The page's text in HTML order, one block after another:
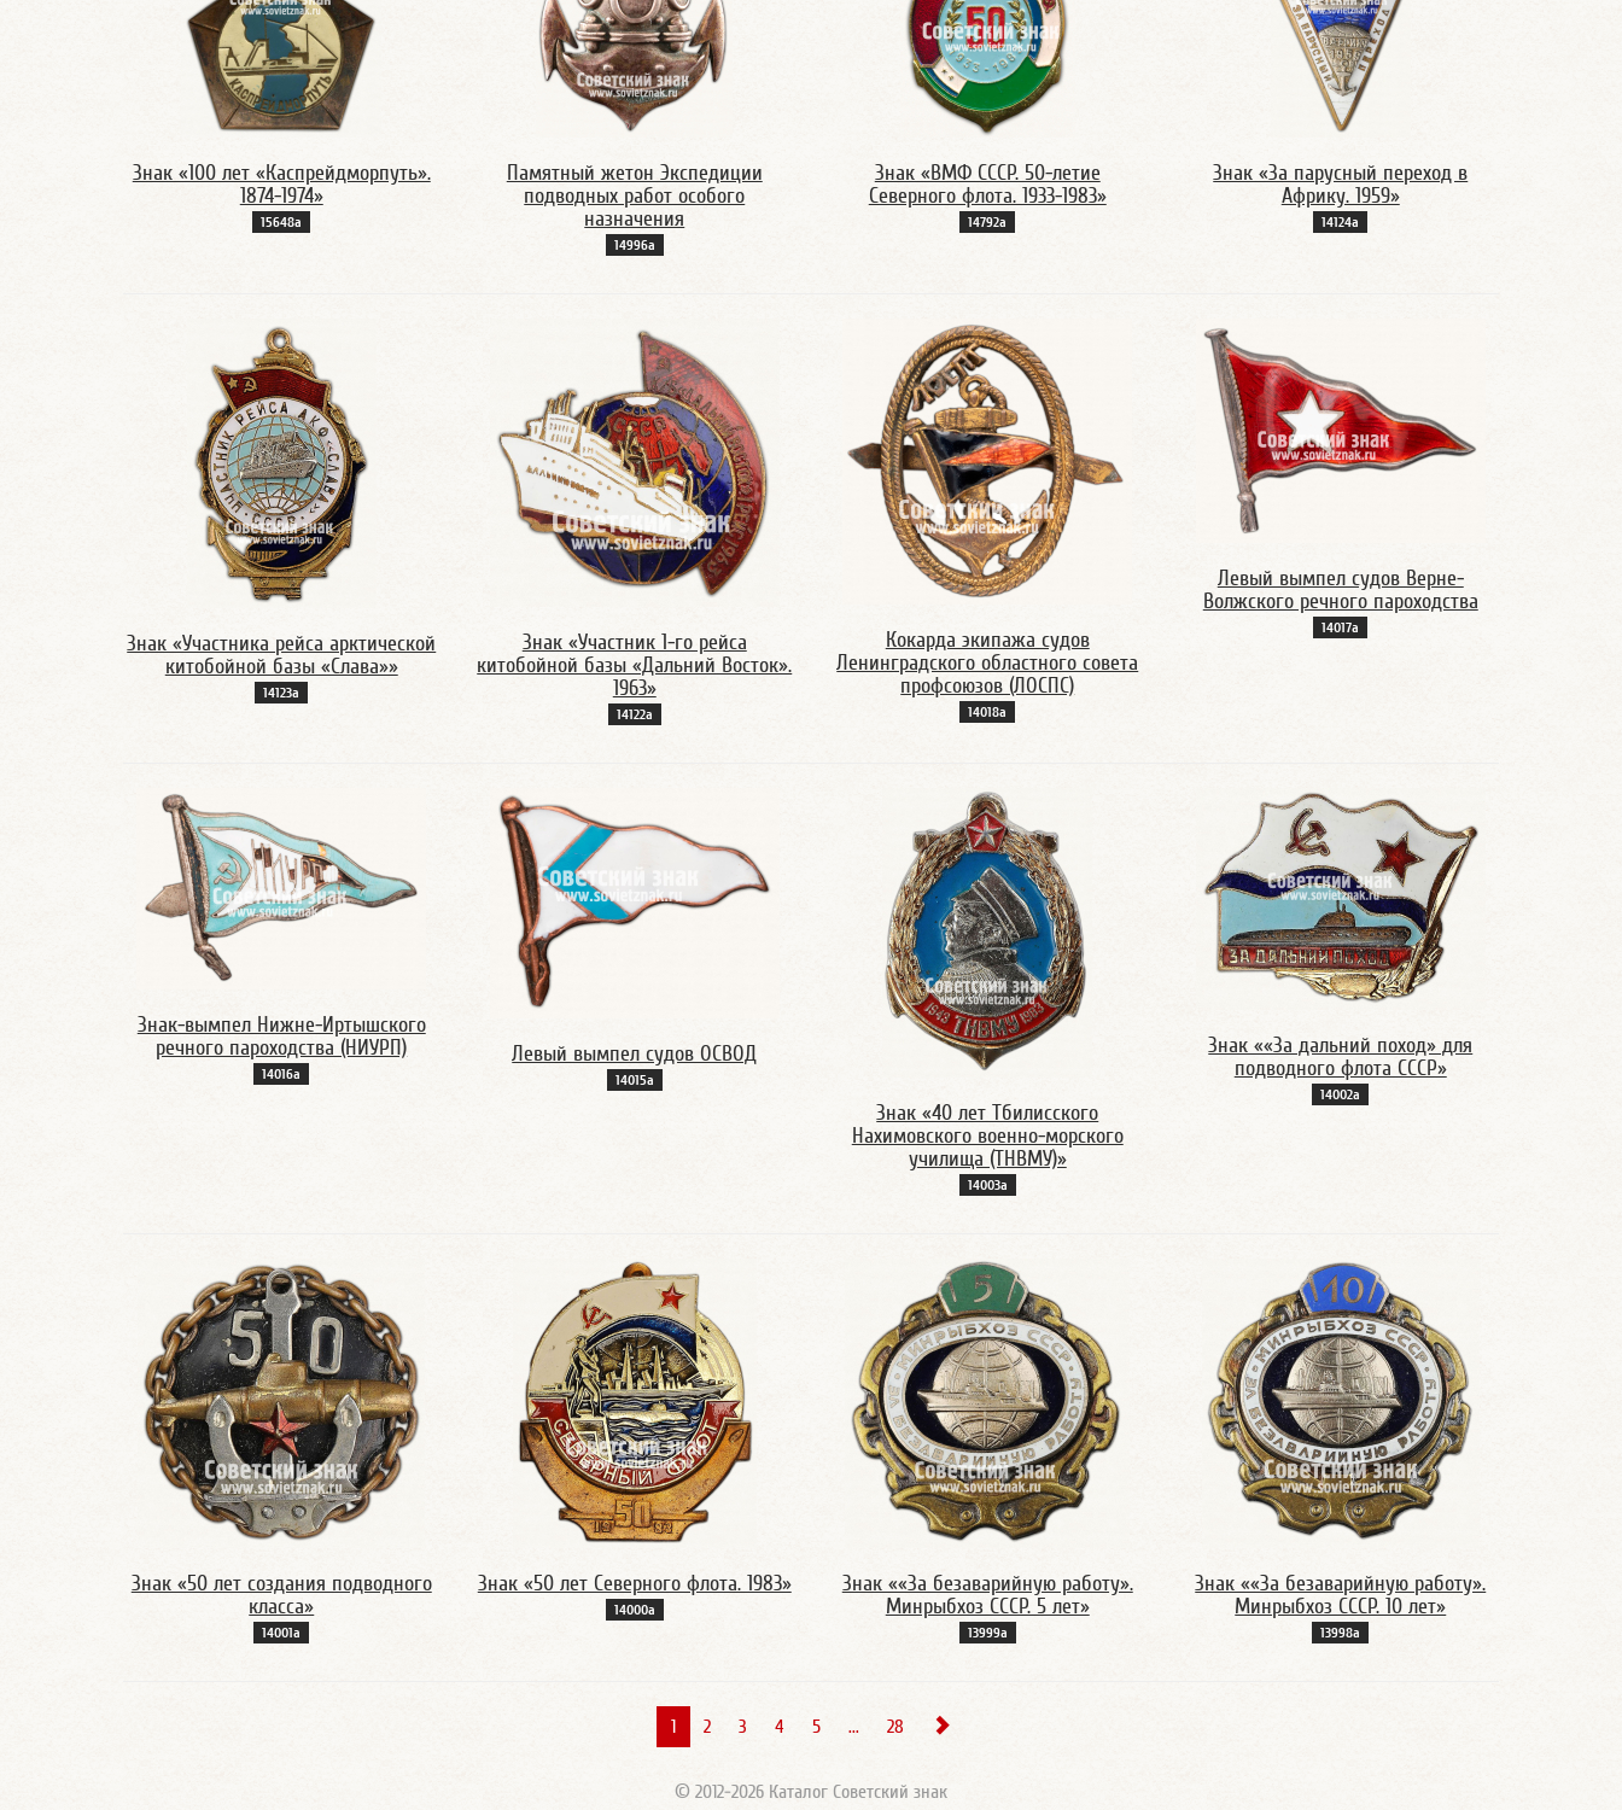
Знак «100 лет «Каспрейдморпуть».
1874-1974»
15648а
Памятный жетон Экспедиции
подводных работ особого
назначения
14996а
Знак «ВМФ СССР. 50-летие
Северного флота. 1933-1983»
14792а
Знак «За парусный переход в
Африку. 1959»
14124а
Знак «Участника рейса арктической
китобойной базы «Слава»»
14123а
Знак «Участник 1-го рейса
китобойной базы «Дальний Восток».
1963»
14122а
Кокарда экипажа судов
Ленинградского областного совета
профсоюзов (ЛОСПС)
14018а
Левый вымпел судов Верне-
Волжского речного пароходства
14017а
Знак-вымпел Нижне-Иртышского
речного пароходства (НИУРП)
14016а
Левый вымпел судов ОСВОД
14015а
Знак «40 лет Тбилисского
Нахимовского военно-морского
училища (ТНВМУ)»
14003а
Знак ««За дальний поход» для
подводного флота СССР»
14002а
Знак «50 лет создания подводного
класса»
14001а
Знак «50 лет Северного флота. 1983»
14000а
Знак ««За безаварийную работу».
Минрыбхоз СССР. 5 лет»
13999а
Знак ««За безаварийную работу».
Минрыбхоз СССР. 10 лет»
13998а
1 2 3 4 5 ... 28
© 2012-2026 Каталог Советский знак